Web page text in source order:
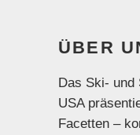
ÜBER
Das Ski- und
USA
Facetten –